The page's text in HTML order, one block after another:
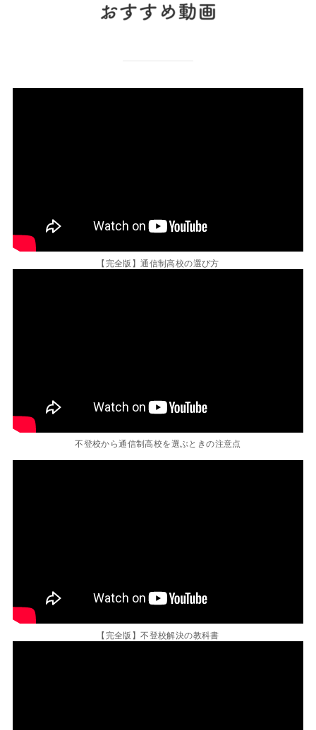
【完全版】通信制高校の選び方
不登校から通信制高校を選ぶときの注意点
【完全版】不登校解決の教科書